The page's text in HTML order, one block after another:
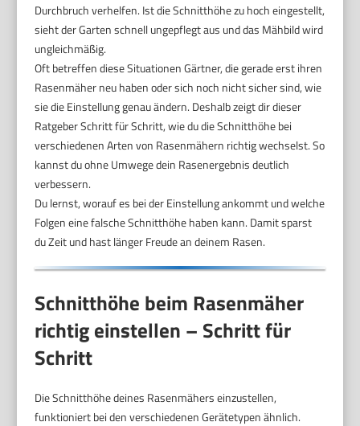
Durchbruch verhelfen. Ist die Schnitthöhe zu hoch eingestellt,
sieht der Garten schnell ungepflegt aus und das Mähbild wird
ungleichmäßig.
Oft betreffen diese Situationen Gärtner, die gerade erst ihren
Rasenmäher neu haben oder sich noch nicht sicher sind, wie
sie die Einstellung genau ändern. Deshalb zeigt dir dieser
Ratgeber Schritt für Schritt, wie du die Schnitthöhe bei
verschiedenen Arten von Rasenmähern richtig wechselst. So
kannst du ohne Umwege dein Rasenergebnis deutlich
verbessern.
Du lernst, worauf es bei der Einstellung ankommt und welche
Folgen eine falsche Schnitthöhe haben kann. Damit sparst
du Zeit und hast länger Freude an deinem Rasen.
Schnitthöhe beim Rasenmäher
richtig einstellen – Schritt für
Schritt
Die Schnitthöhe deines Rasenmähers einzustellen,
funktioniert bei den verschiedenen Gerätetypen ähnlich.